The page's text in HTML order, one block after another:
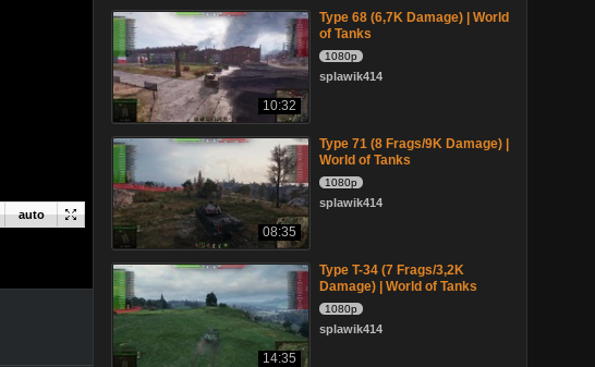
auto
10:32
Type 68 (6,7K Damage) | World
of Tanks
1080p
splawik414
08:35
Type 71 (8 Frags/9K Damage) |
World of Tanks
1080p
splawik414
14:35
Type T-34 (7 Frags/3,2K
Damage) | World of Tanks
1080p
splawik414